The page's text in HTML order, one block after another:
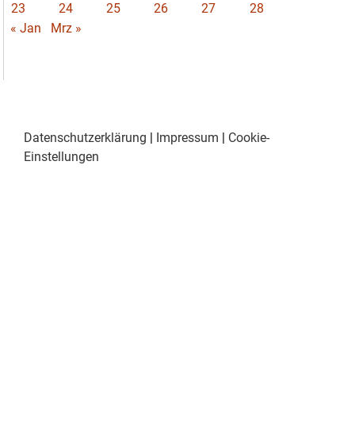
23
24 25 26 27
28
« Jan
Mrz »
Datenschutzerklärung Impressum
Cookie-
Einstellungen